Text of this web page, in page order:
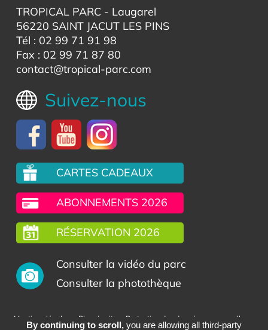
TROPICAL PARC- Laugarel
56220 SAINT JACUT LES PINS
Tél : 02 99 71 91 98
Fax : 02 99 71 87 80
contact@tropical-parc.com
Suivez-nous
CARTES CADEAUX
ABONNEMENTS 2026
RÉSERVATION 2026
Consulter la vidéo du parc
Consulter la photothèque
Mentions légales Plan du site Protection des données personnelles
By continuing to scroll,you are allowing all third-party